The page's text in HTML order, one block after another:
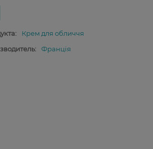
Крем для обличчя
Франція